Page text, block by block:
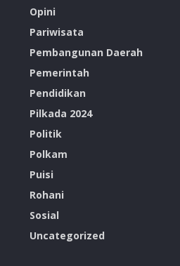
Opini
Pariwisata
Pembangunan Daerah
Pemerintah
Pendidikan
Pilkada 2024
Politik
Polkam
Puisi
Rohani
Sosial
Uncategorized